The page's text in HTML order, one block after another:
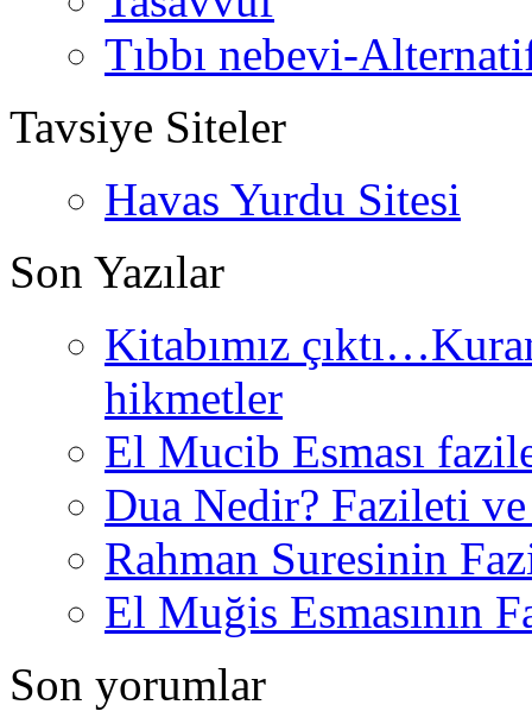
Tıbbı nebevi-
Tavsiye Siteler
Havas Yurdu Sitesi
Son Yazılar
Kitabımız
hikmetler
El Mucib Esması
Dua Nedir? Fazileti
Rahman Suresinin
El Muğis Esmasının
Son yorumlar